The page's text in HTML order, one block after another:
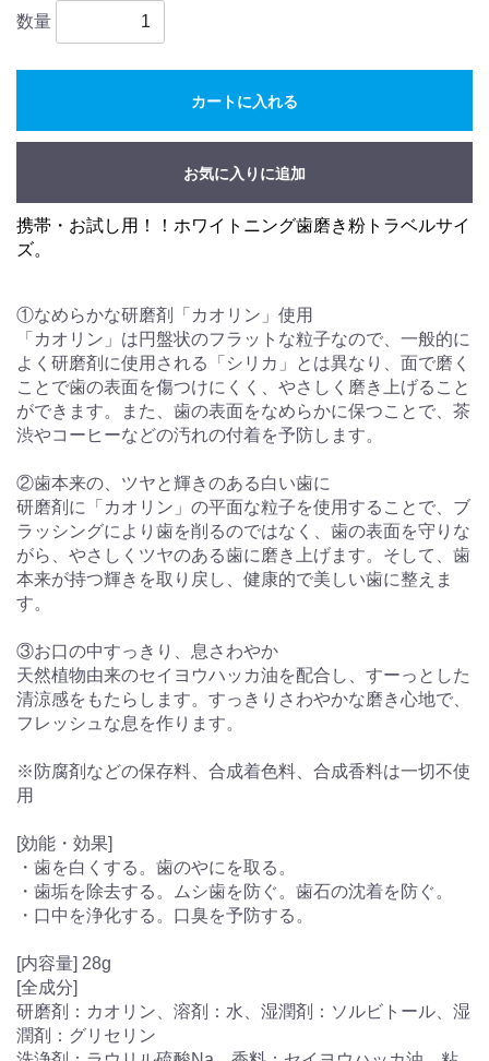
数量
カートに入れる
お気に入りに追加
携帯・お試し用！！ホワイトニング歯磨き粉トラベルサイ
ズ。
①なめらかな研磨剤「カオリン」使用
「カオリン」は円盤状のフラットな粒子なので、一般的に
よく研磨剤に使用される「シリカ」とは異なり、面で磨く
ことで歯の表面を傷つけにくく、やさしく磨き上げること
ができます。また、歯の表面をなめらかに保つことで、茶
渋やコーヒーなどの汚れの付着を予防します。
②歯本来の、ツヤと輝きのある白い歯に
研磨剤に「カオリン」の平面な粒子を使用することで、ブ
ラッシングにより歯を削るのではなく、歯の表面を守りな
がら、やさしくツヤのある歯に磨き上げます。そして、歯
本来が持つ輝きを取り戻し、健康的で美しい歯に整えま
す。
③お口の中すっきり、息さわやか
天然植物由来のセイヨウハッカ油を配合し、すーっとした
清涼感をもたらします。すっきりさわやかな磨き心地で、
フレッシュな息を作ります。
※防腐剤などの保存料、合成着色料、合成香料は一切不使
用
[効能・効果]
・歯を白くする。歯のやにを取る。
・歯垢を除去する。ムシ歯を防ぐ。歯石の沈着を防ぐ。
・口中を浄化する。口臭を予防する。
[内容量] 28g
[全成分]
研磨剤：カオリン、溶剤：水、湿潤剤：ソルビトール、湿
潤剤：グリセリン